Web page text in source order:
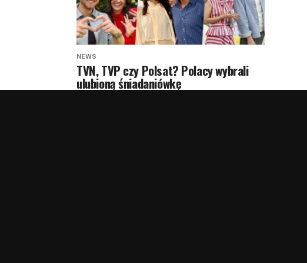
NEWS
TVN, TVP czy Polsat? Polacy wybrali
ulubioną śniadaniówkę